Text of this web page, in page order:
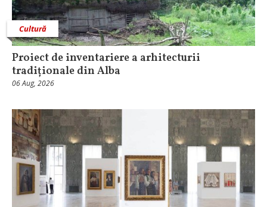
Cultură
Proiect de inventariere a arhitecturii
tradiționale din Alba
06 Aug, 2026